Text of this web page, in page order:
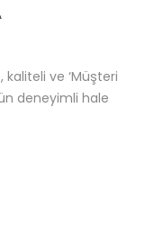
kaliteli ve ‘Müşteri
deneyimli hale